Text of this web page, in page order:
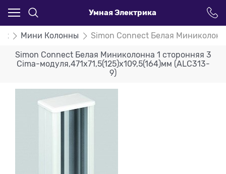
Умная Электрика
Мини Колонны Simon Connect Белая
Simon Connect Белая Миниколонна 1 сторонняя 3
Cima-модуля,471х71,5(125)х109,5(164)мм (ALC313-
9)